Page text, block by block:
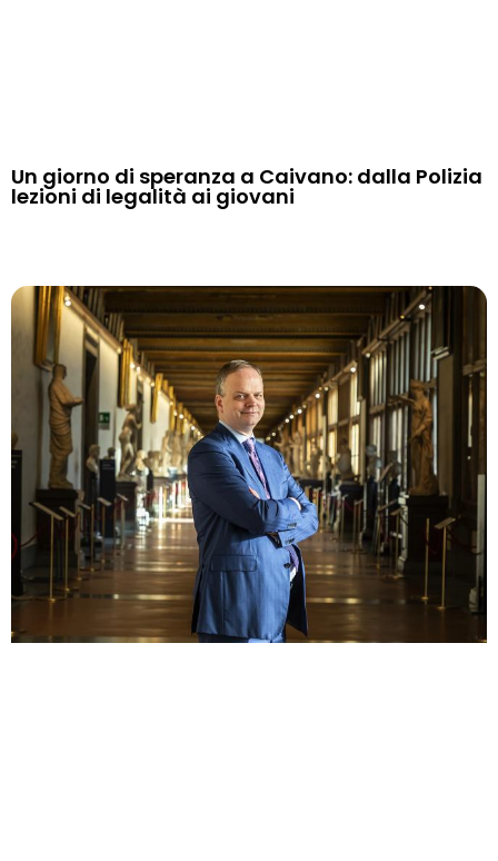
Un giorno di speranza a Caivano: dalla Polizia
lezioni di legalità ai giovani